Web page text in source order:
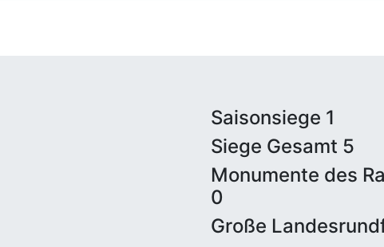
Saisonsiege 1
Siege Gesamt 5
Monumente des
0
Große